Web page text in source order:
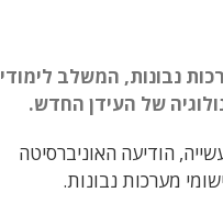
נבונות, המשלב לימודי
של העידן החדש.
הודיעה האוניברסיטה
מערכות נבונות.